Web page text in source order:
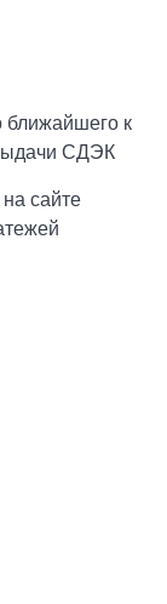
ближайшего к
СДЭК
сайте